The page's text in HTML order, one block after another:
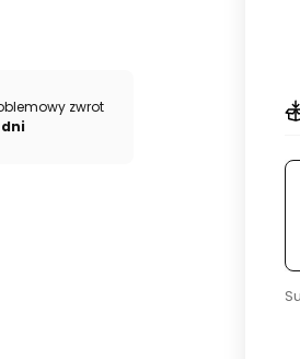
zwrot